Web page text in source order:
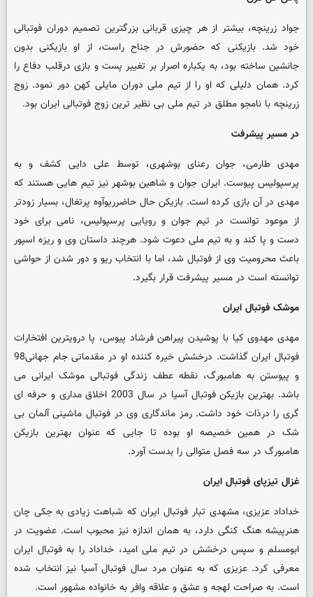
جواد زرینچه، بیشتر از هر چیزی قربانی بزرگترین تصمیم دوران فوتبالی
خود شد. بازیکنی که حضورش در جناح راست، از او بازیکنی بدون
جانشین ساخته بود، به یکباره اصرار بر تغییر پست و بازی درقلب دفاع را
کرد. همان دلیلی که او را از تیم ملی دوران مایلی کهن دور نمود. زوج
زرینچه با نامجو مطلق در تیم ملی بی نظیر ترین زوج فوتبالی ایران بود.
در مسیر پیشرفت
مهدی طارمی، جوان رعنای بوشهری، توسط علی دایی کشف و به
پرسپولیس پیوست. ایران جوان و شاهین بوشهر نیز تیم هایی هستند که
مهدی در آن بازی کرده است. بازیکن حال حاضرریوآوه پرتغال، بسیار زودتر
از موعود توانست در تیم جوان و رویایی پرسپولیس، نامی برای خود
دست و پا کند و به تیم ملی دعوت شود. هرچند داستان وی و ریزه اسپور
باعث محرومیت وی از فوتبال شد، اما با انتخاب ریو و دور شدن از حواشی
توانسته است در مسیر پیشرفت قرار بگیرد.
موشک فوتبال ایران
مهدی مهدوی کیا با پوشیدن پیراهن فرشاد پیوس، پا درویترین افتخارات
فوتبال ایران گذاشت. درخشش خیره کننده او در مقدماتی جام جهانی98
و پیوستن به هامبورگ، نقطه عطف زندگی فوتبالی موشک ایرانی می
باشد. بهترین بازیکن فوتبال آسیا در سال 2003 اخلاق مداری و حرفه ای
گری را درذات خود داشت. رمز ماندگاری وی در فوتبال ماشینی آلمان بی
شک در همین خصیصه او بوده تا جایی که عنوان بهترین بازیکن
هامبورگ در سه فصل متوالی را بدست آورد.
غزال تیزپای فوتبال ایران
خداداد عزیزی، مشهدی تبار فوتبال ایران که شباهت زیادی به جکی چان
هنرپیشه هنگ کنگی دارد، به همان اندازه نیز محبوب است. عضویت در
ابومسلم و سپس درخشش در تیم ملی امید، خداداد را به فوتبال ایران
معرفی کرد. عزیزی که به عنوان مرد سال فوتبال آسیا نیز انتخاب شده
است. به صراحت لهجه و عشق و علاقه وافر به خانواده مشهور است.